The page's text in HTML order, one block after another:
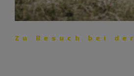
Zu Besuch bei der